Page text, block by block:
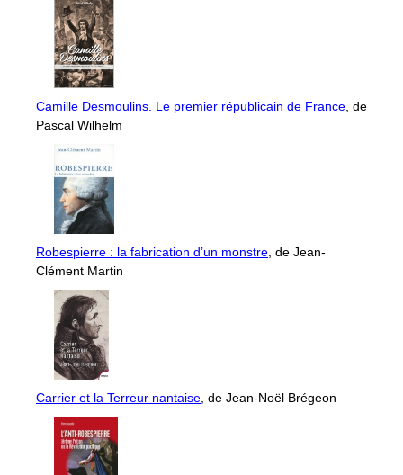
Camille Desmoulins. Le premier républicain de France, de
Pascal Wilhelm
Robespierre : la fabrication d’un monstre, de Jean-
Clément Martin
Carrier et la Terreur nantaise, de Jean-Noël Brégeon